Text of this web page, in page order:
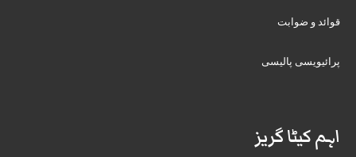
قوائد و ضوابت
پرائیویسی پالیسی
اہم کیٹا گریز